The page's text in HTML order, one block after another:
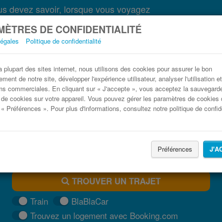
DE CONFIDENTIALITÉ
Politique de confidentialité
plupart des sites internet, nous utilisons des cookies pour assurer le bon
de notre site, développer l'expérience utilisateur, analyser l'utilisation
commerciales. En cliquant sur « J'accepte », vous acceptez la
cookies sur votre appareil. Vous pouvez gérer les paramètres de cookies
Préférences ». Pour plus d'informations, consultez notre politique de
Préférences
devez savoir, lorsque vous voyagez
Bus Borgosesia Varazze pas cher
Trouvez votre billet de bus moins cher
TROUVER UN TRAJET
Train
BlaBlaCar
Trouvez un logement avec Booking.com